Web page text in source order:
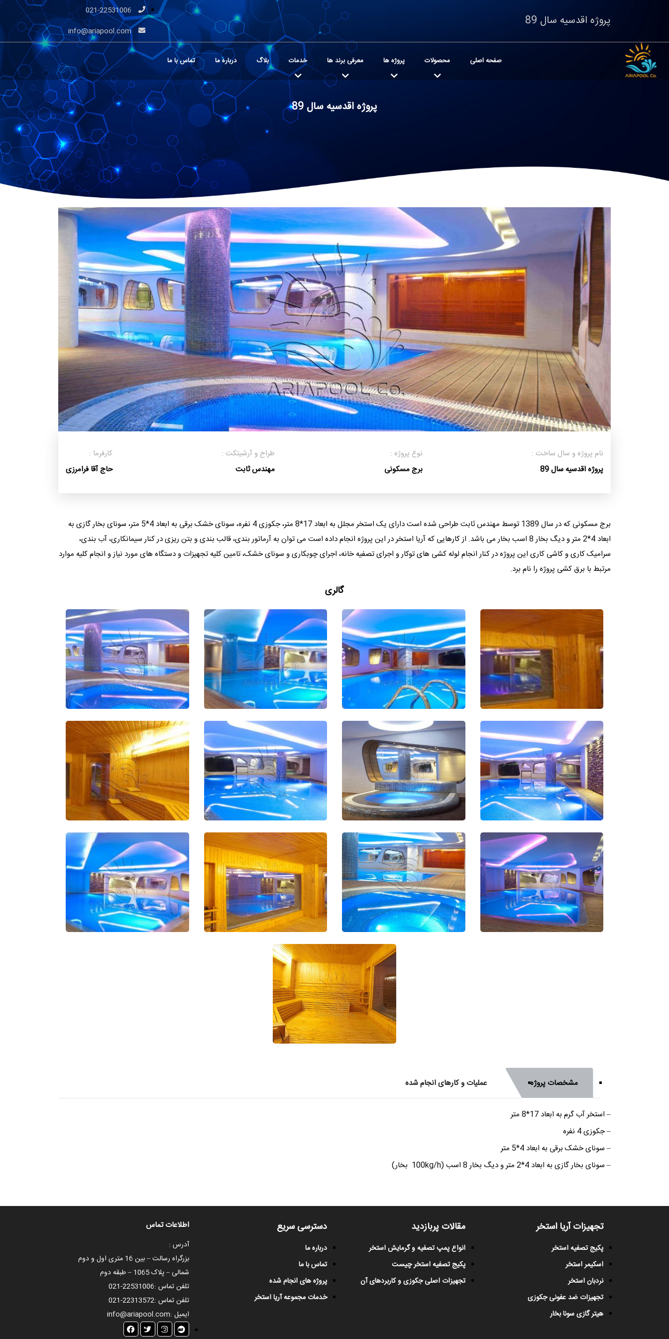
پروژه اقدسیه سال 89
info@ariapool.com
صفحه اصلی محصولات پروژه ها معرفی برند ها خدمات بلاگ درباره ما تماس با ما
پروژه اقدسیه سال 89
نام پروژه و سال ساخت :
پروژه اقدسیه سال 89
نوع پروژه :
برج مسکونی
طراح و آرشیتکت :
مهندس ثابت
کارفرما :
حاج آقا فرامرزی
برج مسکونی که در سال 1389 توسط مهندس ثابت طراحی شده است دارای یک استخر مجلل به ابعاد 17*8 متر، جکوزی 4 نفره، سونای خشک برقی به ابعاد 4*5 متر، سونای بخار گازی به
ابعاد 4*2 متر و دیگ بخار 8 اسب بخار می باشد. از کارهایی که آریا استخر در این پروژه انجام داده است می توان به آرماتور بندی، قالب بندی و بتن ریزی در کنار سیمانکاری، آب بندی،
سرامیک کاری و کاشی کاری این پروژه در کنار انجام لوله کشی های توکار و اجرای تصفیه خانه، اجرای چوبکاری و سونای خشک، تامین کلیه تجهیزات و دستگاه های مورد نیاز و انجام کلیه موارد
مرتبط با برق کشی پروژه را نام برد.
گالری
مشخصات پروژه عملیات و کارهای انجام شده
– استخر آب گرم به ابعاد 17*8 متر
– جکوزی 4 نفره
– سونای خشک برقی به ابعاد 4*5 متر
– سونای بخار گازی به ابعاد 4*2 متر و دیگ بخار 8 اسب (100kg/h بخار)
تجهیزات آریا استخر
پکیج تصفیه استخر
اسکیمر استخر
نردبان استخر
تجهیزات ضد عفونی جکوزی
هیتر گازی سونا بخار
مقالات پربازدید
انواع پمپ تصفیه و گرمایش استخر
پکیج تصفیه استخر چیست
تجهیزات اصلی جکوزی و کاربردهای آن
دسترسی سریع
درباره ما
تماس با ما
پروژه های انجام شده
خدمات مجموعه آریا استخر
اطلاعات تماس
آدرس :
بزرگراه رسالت – بین 16 متری اول و دوم
شمالی – پلاک 1065 – طبقه دوم
تلفن تماس :021-22531006
تلفن تماس :021-22313572
ایمیل :info@ariapool.com